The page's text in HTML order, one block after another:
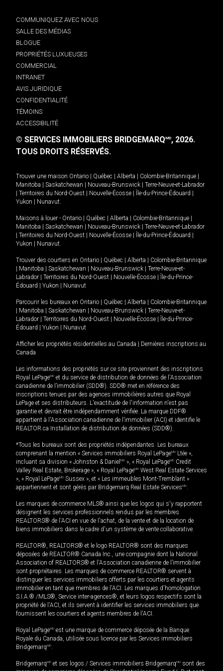
COMMUNIQUEZ AVEC NOUS
SALLE DES MÉDIAS
BLOGUE
PROPRIÉTÉS LUXUEUSES
COMMERCIAL
INTRANET
AVIS JURIDIQUE
CONFIDENTIALITÉ
TÉMOINS
ACCESSIBILITÉ
© SERVICES IMMOBILIERS BRIDGEMARQMD, 2026.
TOUS DROITS RÉSERVÉS.
Trouver une maison Ontario Québec Alberta Colombie-Britannique
Manitoba
Saskatchewan Nouveau-Brunswick
Terre-Neuve-et-Labrador
Territoires du Nord-Ouest Nouvelle-Écosse Île-du-Prince-Édouard
Yukon
Nunavut.
Maisons à louer - Ontario Québec Alberta Colombie-Britannique
Manitoba
Saskatchewan Nouveau-Brunswick
Terre-Neuve-et-Labrador
Territoires du Nord-Ouest Nouvelle-Écosse Île-du-Prince-Édouard
Yukon
Nunavut.
Trouver des courtiers en Ontario Québec Alberta
Colombie-Britannique
Manitoba Saskatchewan Nouveau-Brunswick
Terre-Neuve-et-
Labrador
Territoires du Nord-Ouest Nouvelle-Écosse
Île-du-Prince-
Édouard
Yukon Nunavut
Parcourir les bureaux en Ontario Québec Alberta
Colombie-Britannique
Manitoba Saskatchewan Nouveau-Brunswick
Terre-Neuve-et-
Labrador
Territoires du Nord-Ouest Nouvelle-Écosse
Île-du-Prince-
Édouard
Yukon Nunavut
Afficher les propriétés résidentielles au Canada
Dernières inscriptions au
Canada
Les informations des propriétés sur ce site proviennent des inscriptions
Royal LePageMD et du service de distribution de données de l'Association
canadienne de l’immobilier (SDD®). SDD® met en référence des
inscriptions tenues par des agences immobilières autres que Royal
LePage et ses distributeurs. L'exactitude de l'information n'est pas
garantie et devrait être indépendamment vérifiée. La marque DDF®
appartient à l'Association canadienne de l’immobilier (ACI) et identifie le
REALTOR.ca Installation de distribution de données (SDD®).
*Tous les bureaux sont des propriétés indépendantes. Les bureaux
comprenant la mention « Services immobiliers Royal LePageMD Ltée »,
incluant sa division « Johnston & Daniel MD », « Royal LePageMD Credit
Valley Real Estate, Brokerage », « Royal LePageMD West Real Estate Services
», « Royal LePageMD Sussex », et « Les immeubles Mont-Tremblant »
appartiennent et sont gérés par Bridgemarq Real Estate ServicesMD.
Les marques de commerce MLS® ainsi que les logos qui s'y rapportent
désignent les services professionnels rendus par les membres
REALTORS® de l'ACI en vue de l'achat, de la vente et de la location de
biens immobiliers dans le cadre d'un système de vente collaborative.
REALTOR®, REALTORS® et le logo REALTOR® sont des marques
déposées de REALTOR® Canada Inc., une compagnie dont la National
Association of REALTORS® et l'Association canadienne de l’immobilier
sont propriétaires. Les marques de commerce REALTOR® servent à
distinguer les services immobiliers offerts par les courtiers et agents
immobilier en tant que membres de l'ACI. Les marques d'homologation
S.I.A.® /MLS®, Service inter-agences®, et leurs logos respectifs sont la
propriété de l'ACI, et ils servent à identifier les services immobiliers que
fournissent les courtiers et agents membres de l'ACI.
Royal LePageMD est une marque de commerce déposée de la Banque
Royale du Canada, utilisée sous licence par les Services immobiliers
BridgemarqMD.
BridgemarqMD et ses logos / Services immobiliers BridgemarqMD sont des